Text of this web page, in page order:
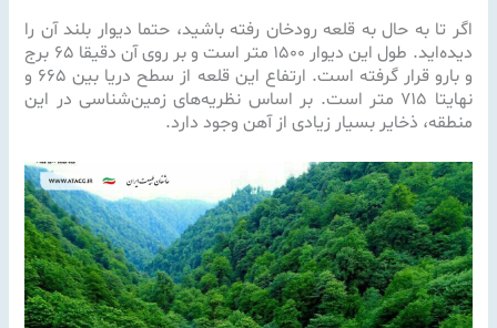
اگر تا به حال به قلعه رودخان رفته باشید، حتما دیوار بلند آن را
دیده‌اید. طول این دیوار ۱۵۰۰ متر است و بر روی آن دقیقا ۶۵ برج
و بارو قرار گرفته است. ارتفاع این قلعه از سطح دریا بین ۶۶۵ و
نهایتا ۷۱۵ متر است.
بر اساس نظریه‌های زمین‌شناسی در این
منطقه، ذخایر بسیار زیادی از آهن وجود دارد.